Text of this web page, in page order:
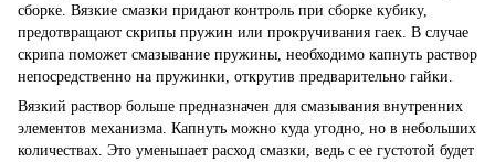
сборке. Вязкие смазки придают контроль при сборке кубику,
предотвращают скрипы пружин или прокручивания гаек. В случае
скрипа поможет смазывание пружины, необходимо капнуть раствор
непосредственно на пружинки, открутив предварительно гайки.
Вязкий раствор больше предназначен для смазывания внутренних
элементов механизма. Капнуть можно куда угодно, но в небольших
количествах. Это уменьшает расход смазки, ведь с ее густотой будет